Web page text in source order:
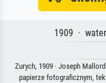
1909 ·
Zurych, 1909 · Joseph
papierze fotograficznym,